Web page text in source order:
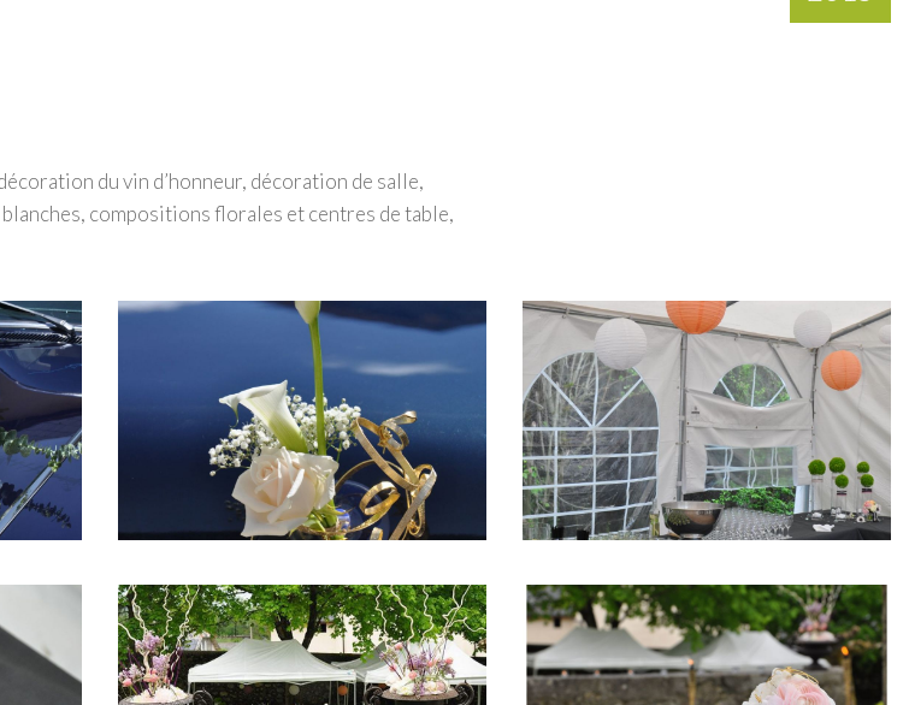
du vin d’honneur, décoration de salle,
compositions florales et centres de table,